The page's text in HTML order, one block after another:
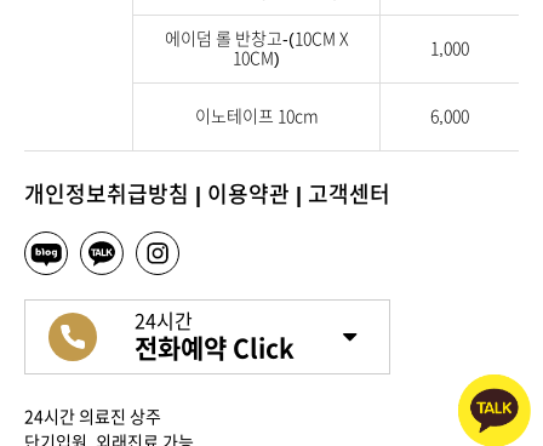
에이덤 롤 반창고-(10CM X
10CM)
1,000
이노테이프 10cm 6,000
개인정보취급방침 | 이용약관 | 고객센터
24시간
전화예약 Click
24시간 의료진 상주
단기입원, 외래진료 가능